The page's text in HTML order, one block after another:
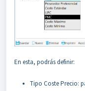
En esta, podrás definir:
Tipo Coste Precio: